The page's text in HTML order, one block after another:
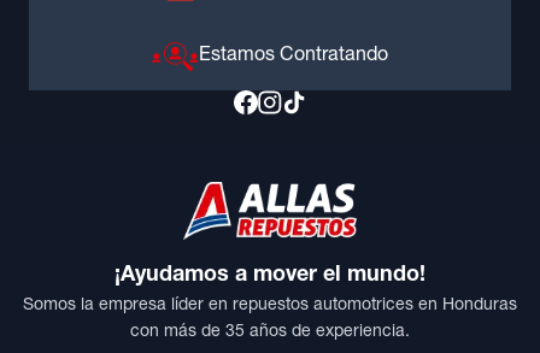
Estamos Contratando
¡Ayudamos a mover el mundo!
Somos la empresa líder en repuestos automotrices en Honduras
con más de 35 años de experiencia.